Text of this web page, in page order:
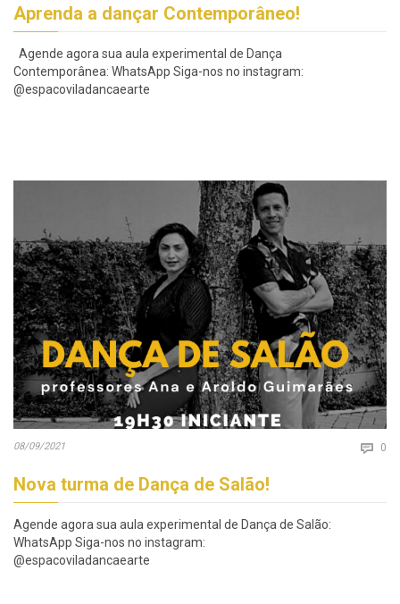
Aprenda a dançar Contemporâneo!
Agende agora sua aula experimental de Dança
Contemporânea: WhatsApp Siga-nos no instagram:
@espacoviladancaearte
08/09/2021  0
Nova turma de Dança de Salão!
Agende agora sua aula experimental de Dança de Salão:
WhatsApp Siga-nos no instagram:
@espacoviladancaearte